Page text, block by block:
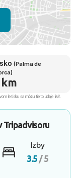
(Palma de
letisku sa môžu tieto údaje líšiť.
Tripadvisoru
Izby
3.5 / 5